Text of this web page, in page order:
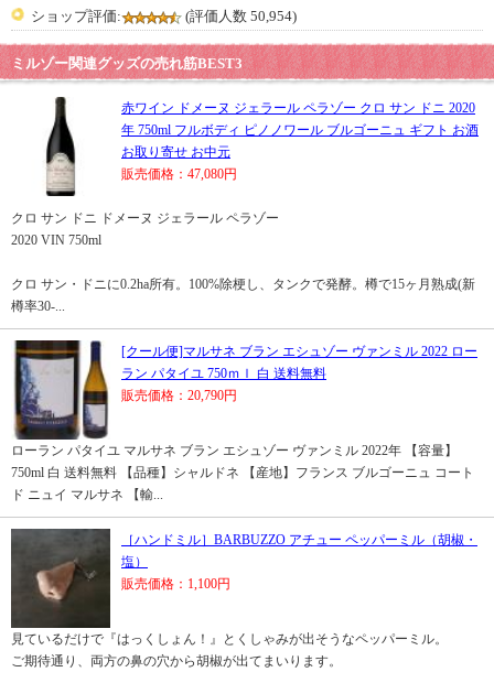
ショップ評価:
(評価人数 50,954)
ミルゾー関連グッズの売れ筋BEST3
赤ワイン ドメーヌ ジェラール ペラゾー クロ サン ドニ 2020
年 750ml フルボディ ピノノワール ブルゴーニュ ギフト お酒
お取り寄せ お中元
販売価格：47,080円
クロ サン ドニ ドメーヌ ジェラール ペラゾー
2020 VIN 750ml
クロ サン・ドニに0.2ha所有。100%除梗し、タンクで発酵。樽で15ヶ月熟成(新
樽率30-...
[クール便]マルサネ ブラン エシュゾー ヴァンミル 2022 ロー
ラン パタイユ 750ｍｌ 白 送料無料
販売価格：20,790円
ローラン パタイユ マルサネ ブラン エシュゾー ヴァンミル 2022年 【容量】
750ml 白 送料無料 【品種】シャルドネ 【産地】フランス ブルゴーニュ コート
ド ニュイ マルサネ 【輸...
［ハンドミル］BARBUZZO アチュー ペッパーミル（胡椒・
塩）
販売価格：1,100円
見ているだけで『はっくしょん！』とくしゃみが出そうなペッパーミル。
ご期待通り、両方の鼻の穴から胡椒が出てまいります。